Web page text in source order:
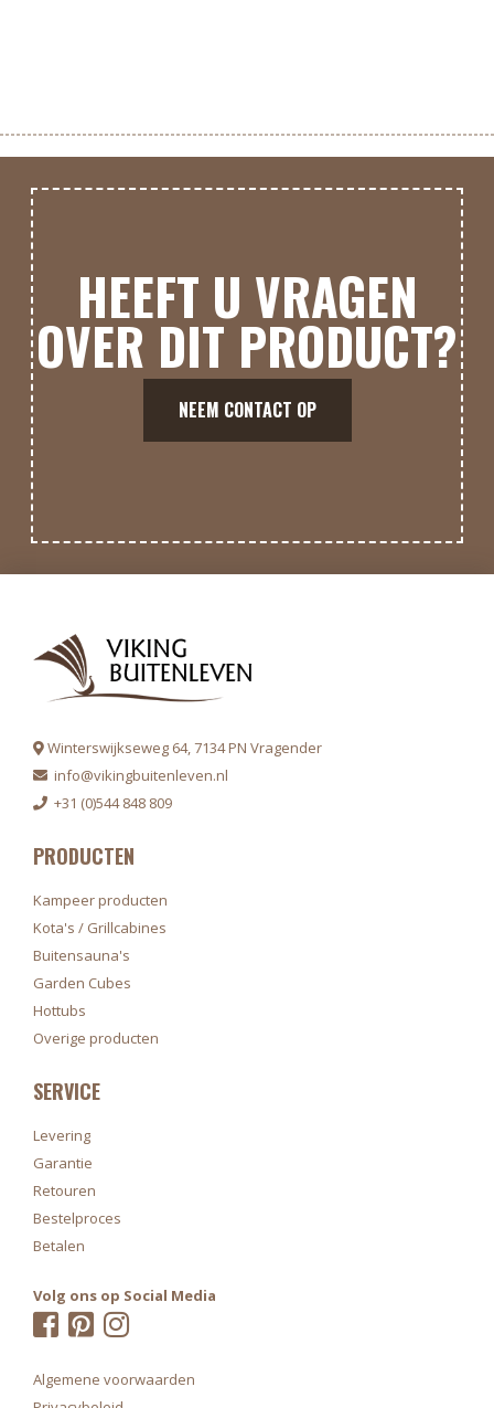
HEEFT U VRAGEN
OVER DIT PRODUCT?
NEEM CONTACT OP
Winterswijkseweg 64, 7134 PN Vragender
info@vikingbuitenleven.nl
+31 (0)544 848 809
PRODUCTEN
Kampeer producten
Kota's / Grillcabines
Buitensauna's
Garden Cubes
Hottubs
Overige producten
SERVICE
Levering
Garantie
Retouren
Bestelproces
Betalen
Volg ons op Social Media
Algemene voorwaarden